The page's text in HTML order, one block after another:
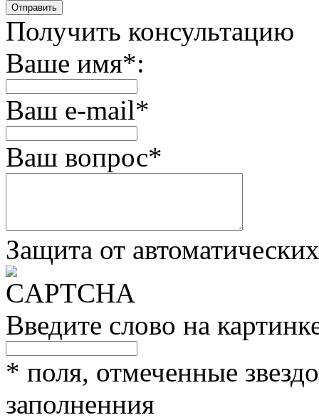
Получить консультацию
Ваше имя*:
Ваш e-mail*
Ваш вопрос*
Защита от
Введите слово на
* поля, отмеченные
заполненния